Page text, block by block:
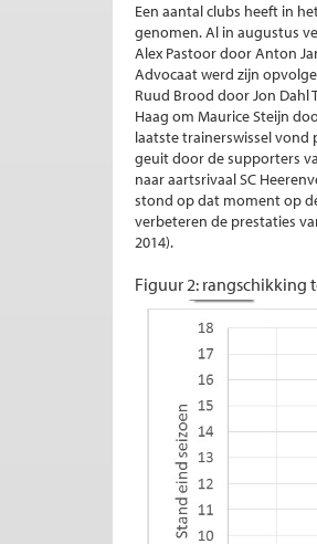
Een aantal clubs heeft in
genomen. Al in augustus
Alex Pastoor door Anton
Advocaat werd zijn
Ruud Brood door Jon Dahl
Haag om Maurice Steijn
laatste trainerswissel vond
geuit door de supporters
naar aartsrivaal SC
stond op dat moment op
verbeteren de prestaties
2014).
Figuur 2: rangschikking